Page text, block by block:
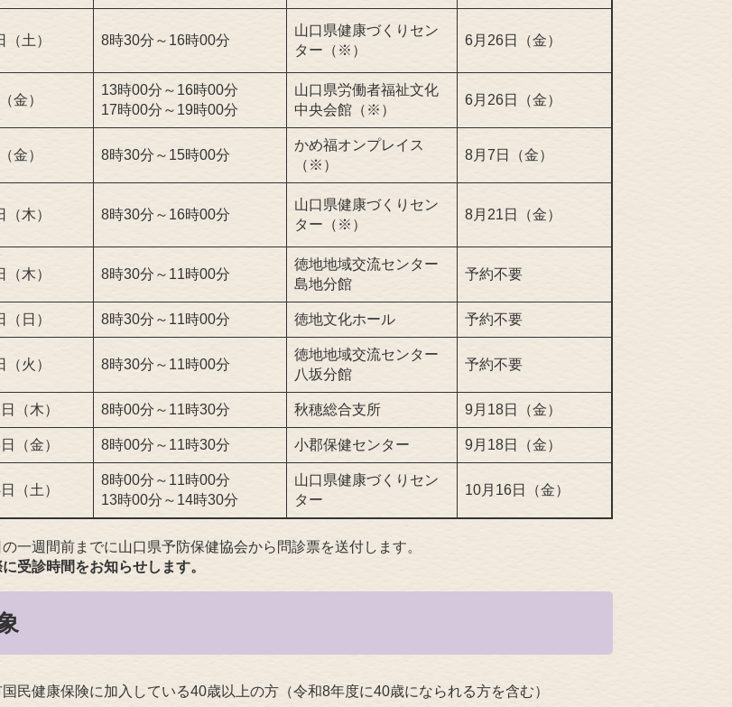
土） 8時30分～16時00分
山口県健康づくりセン
ター（※）
6月26日（金）
金）
13時00分～16時00分
17時00分～19時00分
山口県労働者福祉文化
中央会館（※）
6月26日（金）
金） 8時30分～15時00分
かめ福オンプレイス
（※）
8月7日（金）
木） 8時30分～16時00分
山口県健康づくりセン
ター（※）
8月21日（金）
（木） 8時30分～11時00分
徳地地域交流センター
島地分館
予約不要
（日） 8時30分～11時00分 徳地文化ホール 予約不要
（火） 8時30分～11時00分
徳地地域交流センター
八坂分館
予約不要
（木） 8時00分～11時30分 秋穂総合支所 9月18日（金）
（金） 8時00分～11時30分 小郡保健センター 9月18日（金）
（土）
8時00分～11時00分
13時00分～14時30分
山口県健康づくりセン
ター
10月16日（金）
一週間前までに山口県予防保健協会から問診票を送付します。
受診時間をお知らせします。
民健康保険に加入している40歳以上の方（令和8年度に40歳になられる方を含む）